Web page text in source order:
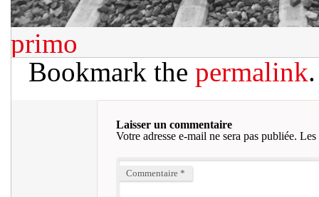
primo
Bookmark the permalink.
Laisser un commentaire
Votre adresse e-mail ne sera pas publiée. Les
Commentaire *